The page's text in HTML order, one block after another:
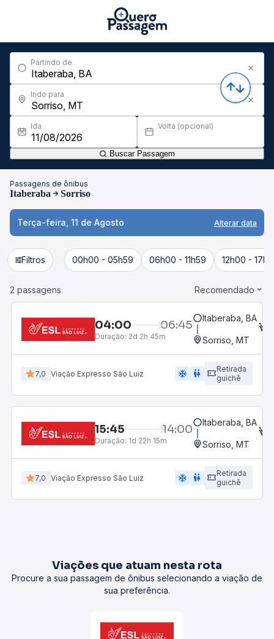
Partindo de
Indo para
Ida Volta (opcional)
Buscar Passagem
Passagens de ônibus
Itaberaba Sorriso
Terça-feira, 11 de Agosto Alterar data
Filtros 00h00 - 05h59 06h00 - 11h59 12h00 -
2 passagens Recomendado
04:00 06:45
Duração: 2d 2h 45m
Itaberaba, BA
Sorriso, MT
7,0 Viação Expresso São Luiz ac_unit wc
Retirada
guichê
15:45 14:00
Duração: 1d 22h 15m
Itaberaba, BA
Sorriso, MT
7,0 Viação Expresso São Luiz ac_unit wc
Retirada
guichê
Viações que atuam nesta rota
Procure a sua passagem de ônibus selecionando a viação de
sua preferência.